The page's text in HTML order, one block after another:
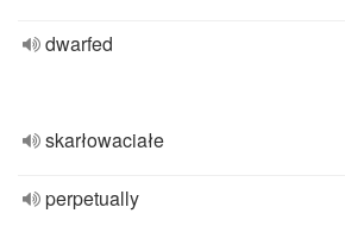
dwarfed
skarłowaciałe
perpetually